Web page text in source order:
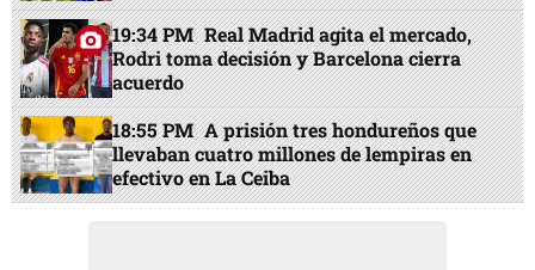
19:34 PM Real Madrid agita el mercado,
Rodri toma decisión y Barcelona cierra
acuerdo
18:55 PM A prisión tres hondureños que
llevaban cuatro millones de lempiras en
efectivo en La Ceiba